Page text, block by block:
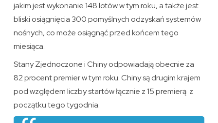
jakim jest wykonanie 148 lotów w tym roku, a także jest
bliski osiągnięcia 300 pomyślnych odzyskań systemów
nośnych, co może osiągnąć przed końcem tego
miesiąca.
Stany Zjednoczone i Chiny odpowiadają obecnie za
82 procent premier w tym roku. Chiny są drugim krajem
pod względem liczby startów łącznie z 15 premierą z
początku tego tygodnia.